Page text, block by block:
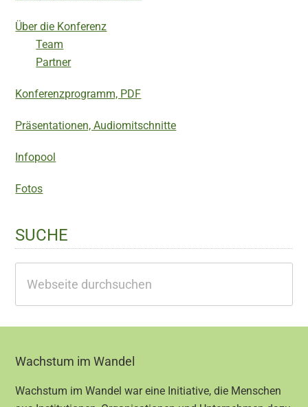
Über die Konferenz
Team
Partner
Konferenzprogramm, PDF
Präsentationen, Audiomitschnitte
Infopool
Fotos
SUCHE
durchsuchen
Footer
Wachstum im Wandel
Wachstum im Wandel war eine Initiative, die Menschen